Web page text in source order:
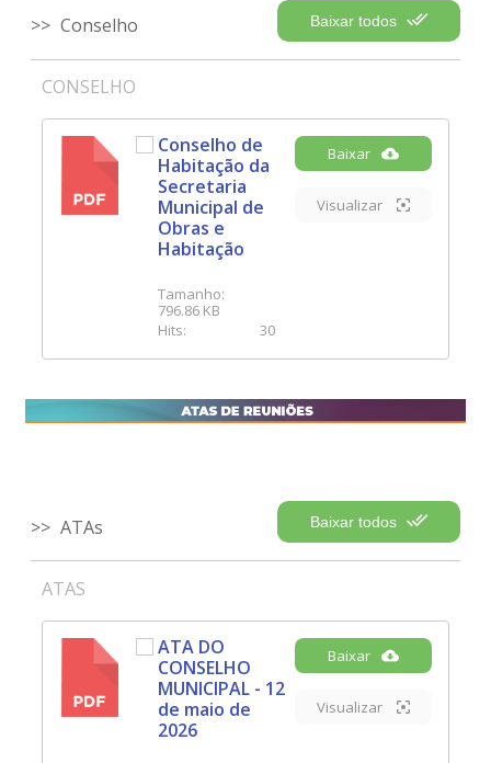
Baixar todos
Conselho
CONSELHO
Conselho de
Habitação da
Secretaria
Municipal de
Obras e
Habitação
Tamanho:
796.86 KB
Hits:
30
Baixar
Visualizar
Baixar todos
ATAs
ATAS
ATA DO
CONSELHO
MUNICIPAL - 12
de maio de
2026
Baixar
Visualizar